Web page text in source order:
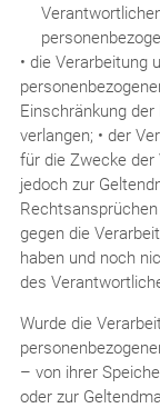
• die Verarbeitung
Einschränkung
verlangen; • der
für die Zwecke der
jedoch zur
gegen die
haben und noch
des
Wurde die
– von ihrer
oder zur